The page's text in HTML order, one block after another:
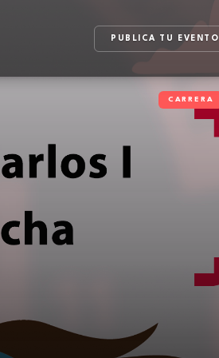
PUBLICA TU EVENTO
CARRERA